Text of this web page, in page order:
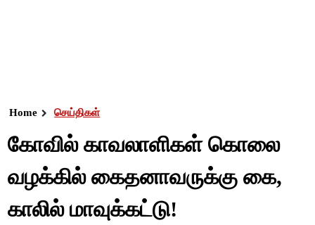
Home செய்திகள்
கோவில் காவலாளிகள் கொலை
வழக்கில் கைதனாவருக்கு கை,
காலில் மாவுக்கட்டு!